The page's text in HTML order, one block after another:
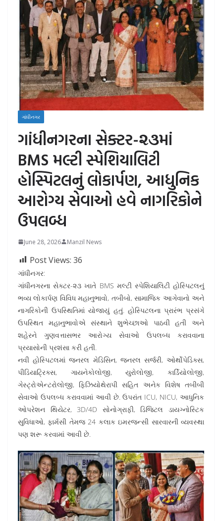
ગાંધીનગર
ગાંધીનગરના સેક્ટર-૨૩માં
BMS મલ્ટી સ્પેશિયાલિટી
હોસ્પિટલનું લોકાર્પણ, આધુનિક
આરોગ્ય સેવાઓ હવે નાગરિકોને
ઉપલબ્ધ
June 28, 2026 Manzil News
Post Views: 36
ગાંધીનગર:
ગાંધીનગરના સેક્ટર-૨૩ ખાતે BMS મલ્ટી સ્પેશિયાલિટી હોસ્પિટલનું
ભવ્ય લોકાર્પણ વિવિધ મહાનુભાવો, તબીબો, સામાજિક આગેવાનો અને
નાગરિકોની ઉપસ્થિતિમાં યોજાયું હતું. હોસ્પિટલના પ્રારંભ પ્રસંગે
ઉપસ્થિત મહાનુભાવોએ સંસ્થાને શુભેચ્છાઓ પાઠવી હતી અને
શહેરને ગુણવત્તાસભર આરોગ્ય સેવાઓ ઉપલબ્ધ કરાવવાના
પ્રયાસોની પ્રશંસા કરી હતી.
નવી હોસ્પિટલમાં જનરલ મેડિસિન, જનરલ સર્જરી, ઓર્થોપેડિક્સ,
પીડિયાટ્રિક્સ, ગાયનેકોલોજી, યુરોલોજી, કાર્ડિયોલોજી,
ગેસ્ટ્રોએન્ટરોલોજી, ફિઝિયોથેરાપી સહિત અનેક વિશેષ તબીબી
સેવાઓ ઉપલબ્ધ કરાવવામાં આવી છે. ઉપરાંત ICU, NICU, આધુનિક
ઓપરેશન થિયેટર, 3D/4D સોનોગ્રાફી, ડિજિટલ ડાયગ્નોસ્ટિક
સુવિધાઓ, ફાર્મસી તેમજ 24 કલાક ઇમરજન્સી સારવારની વ્યવસ્થા
પણ શરૂ કરવામાં આવી છે.